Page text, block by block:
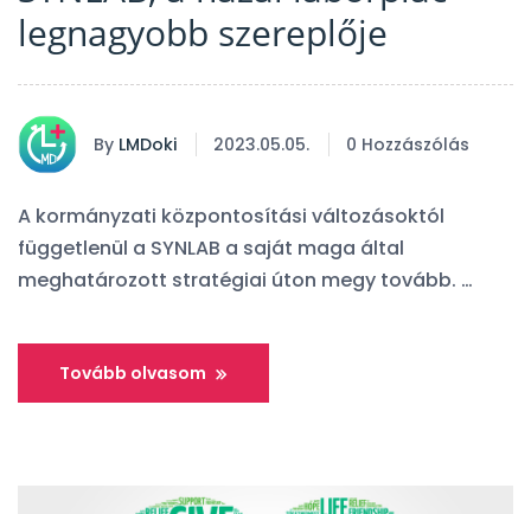
legnagyobb szereplője
By LMDoki 2023.05.05. 0 Hozzászólás
A kormányzati központosítási változásoktól
függetlenül a SYNLAB a saját maga által
meghatározott stratégiai úton megy tovább. …
Tovább olvasom